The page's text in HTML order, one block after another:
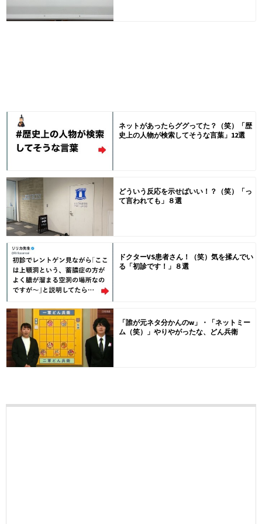
ネットがあったらググってた？（笑）「歴
史上の人物が検索してそうな言葉」12選
どういう反応を示せばいい！？（笑）「っ
て言われても」８選
ドクターVS患者さん！（笑）気を揉んでい
る「初診です！」８選
「誰が元ネタ分かんのw」・「ネットミー
ム（笑）」やりやがったな、どん兵衛